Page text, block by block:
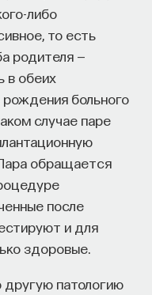
либо
то есть
родителя —
в обеих
больного
случае паре
обращается
после
и для
здоровые.
патологию
в дело